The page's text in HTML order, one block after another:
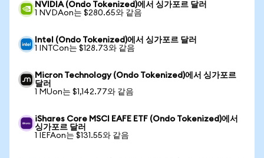
NVIDIA (Ondo Tokenized)에서 싱가포르 달러
1 NVDAon는 $280.65와 같음
Intel (Ondo Tokenized)에서 싱가포르 달러
1 INTCon는 $128.73와 같음
Micron Technology (Ondo Tokenized)에서 싱가포르
달러
1 MUon는 $1,142.77와 같음
iShares Core MSCI EAFE ETF (Ondo Tokenized)에서
싱가포르 달러
1 IEFAon는 $131.55와 같음